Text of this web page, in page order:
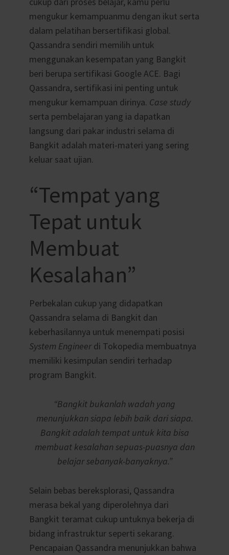
mengukur kemampuanmu dengan ikut serta
dalam pelatihan bersertifikasi global.
Qassandra sendiri memilih untuk
menggunakan kesempatan yang Bangkit
beri berupa sertifikasi Google ACE. Bagi
Qassandra, sertifikasi ini penting untuk
mengukur kemampuan dirinya. Case study
serta pembelajaran yang ia dapatkan
langsung dari pakar industri selama di
Bangkit adalah materi-materi yang sering
keluar saat ujian.
“Tempat yang
Tepat untuk
Membuat
Kesalahan”
Perbekalan cukup yang didapatkan
Qassandra selama di Bangkit dan
keberhasilannya untuk menempati posisi
System Engineerdi Tokopedia membuatnya
memiliki kesimpulan sendiri terhadap
program Bangkit.
“Bangkit bukanlah wadah yang
menunjukkan siapa lebih baik dari siapa.
Bangkit adalah tempat untuk kita bisa
membuat kesalahan sepuas-puasnya dan
belajar sebanyak-banyaknya.”
Selain bebas bereksplorasi, Qassandra
merasa bekal yang diperolehnya dari
Bangkit teramat cukup untuknya bekerja di
bidang infrastruktur seperti sekarang.
Pencapaian Qassandra menunjukkan bahwa